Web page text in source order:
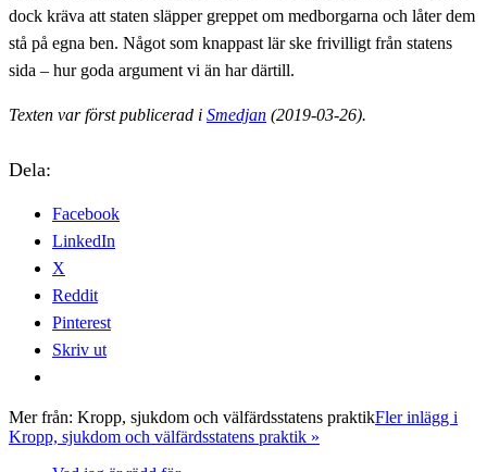
dock kräva att staten släpper greppet om medborgarna och låter dem
stå på egna ben. Något som knappast lär ske frivilligt från statens
sida – hur goda argument vi än har därtill.
Texten var först publicerad i Smedjan (2019-03-26).
Dela:
Facebook
LinkedIn
X
Reddit
Pinterest
Skriv ut
Mer från: Kropp, sjukdom och välfärdsstatens praktikFler inlägg i
Kropp, sjukdom och välfärdsstatens praktik »